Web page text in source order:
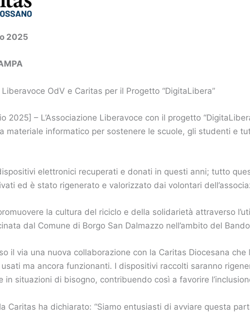
2025
OdV e Caritas per il Progetto “DigitaLibera”
2025] – L’Associazione Liberavoce con il progetto
materiale informatico per sostenere le scuole, gli studenti e
elettronici recuperati e donati in questi anni; tutto
ed è stato rigenerato e valorizzato dai volontari
la cultura del riciclo e della solidarietà attraverso
dal Comune di Borgo San Dalmazzo nell’ambito del Bando
il via una nuova collaborazione con la Caritas Diocesana
ma ancora funzionanti. I dispositivi raccolti saranno
in situazioni di bisogno, contribuendo così a favorire
Caritas ha dichiarato: “Siamo entusiasti di avviare questa